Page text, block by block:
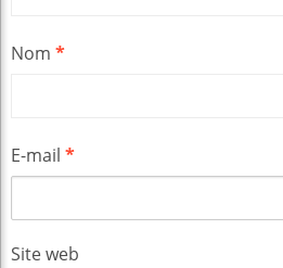
Nom *
E-mail *
Site web